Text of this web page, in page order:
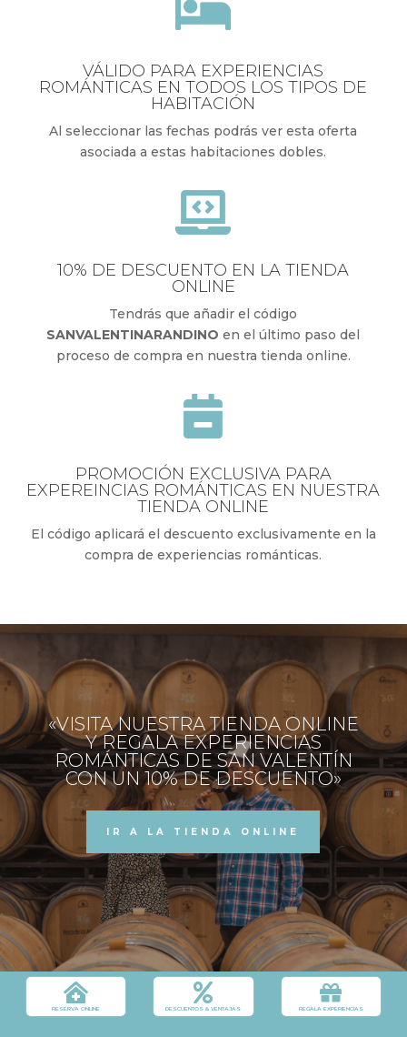

VÁLIDO PARA EXPERIENCIAS
ROMÁNTICAS EN TODOS LOS TIPOS DE
HABITACIÓN
Al seleccionar las fechas podrás ver esta oferta
asociada a estas habitaciones dobles.

10% DE DESCUENTO EN LA TIENDA
ONLINE
Tendrás que añadir el código
SANVALENTINARANDINO en el último paso del
proceso de compra en nuestra tienda online.

PROMOCIÓN EXCLUSIVA PARA
EXPEREINCIAS ROMÁNTICAS EN NUESTRA
TIENDA ONLINE
El código aplicará el descuento exclusivamente en la
compra de experiencias románticas.
«VISITA NUESTRA TIENDA ONLINE
Y REGALA EXPERIENCIAS
ROMÁNTICAS DE SAN VALENTÍN
CON UN 10% DE DESCUENTO»
IR A LA TIENDA ONLINE

RESERVA ONLINE

DESCUENTOS & VENTAJAS

REGALA EXPERIENCIAS